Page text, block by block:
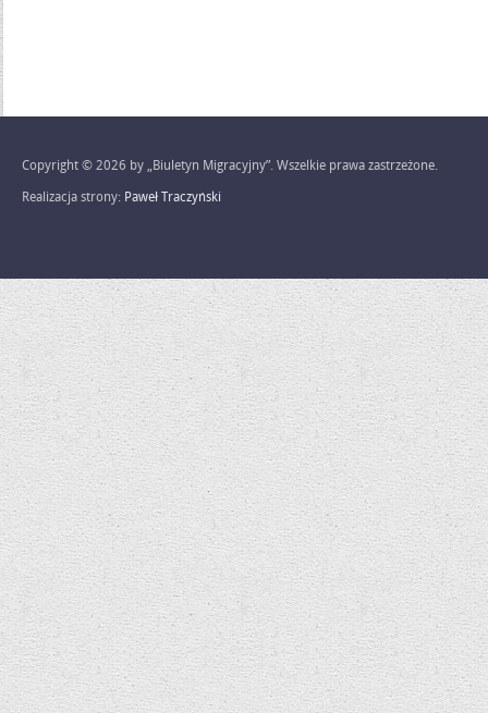
Copyright © 2026 by „Biuletyn Migracyjny”. Wszelkie prawa zastrzeżone.
Realizacja strony: Paweł Traczyński